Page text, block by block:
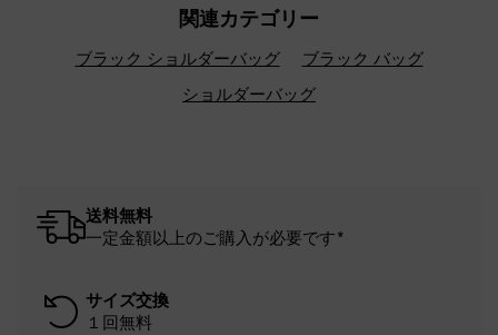
関連カテゴリー
ブラック ショルダーバッグ
ブラック バッグ
ショルダーバッグ
送料無料
一定金額以上のご購入が必要です*
サイズ交換
１回無料